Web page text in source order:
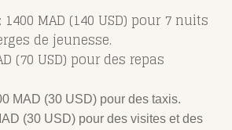
MAD (140 USD) pour 7 nuits
de jeunesse.
(70 USD) pour des repas
MAD (30 USD) pour des taxis.
(30 USD) pour des visites et des